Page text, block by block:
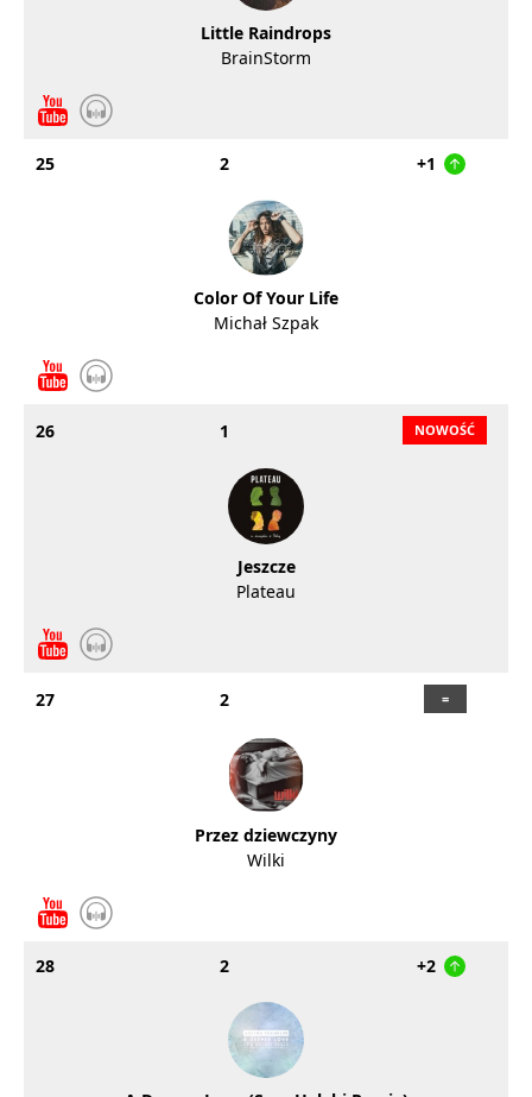
Little Raindrops
BrainStorm
25 2 +1
Color Of Your Life
Michał Szpak
26 1
Jeszcze
Plateau
27 2
Przez dziewczyny
Wilki
28 2 +2